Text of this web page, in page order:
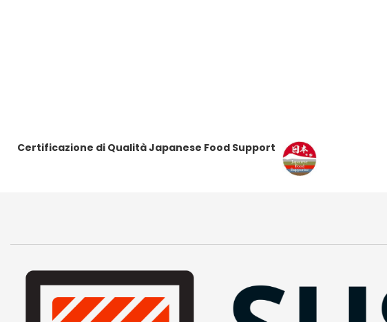
Certificazione di Qualità Japanese Food Support